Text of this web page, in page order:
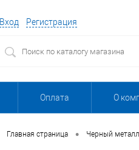
Вход Регистрация
Оплата О
Главная страница • Черный